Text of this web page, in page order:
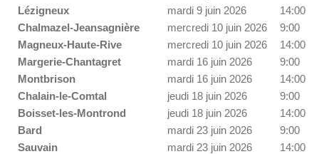
Lézigneux
mardi 9 juin 2026
14:00
Chalmazel-Jeansagnière
mercredi 10 juin 2026
9:00
Magneux-Haute-Rive
mercredi 10 juin 2026
14:00
Margerie-Chantagret
mardi 16 juin 2026
9:00
Montbrison
mardi 16 juin 2026
14:00
Chalain-le-Comtal
jeudi 18 juin 2026
9:00
Boisset-les-Montrond
jeudi 18 juin 2026
14:00
Bard
mardi 23 juin 2026
9:00
Sauvain
mardi 23 juin 2026
14:00